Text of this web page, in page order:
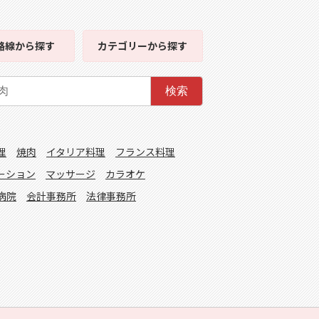
線から探す カテゴリーから探す
検索
焼肉 イタリア料理
フランス料理
ション マッサージ
カラオケ
院 会計事務所 法律事務所